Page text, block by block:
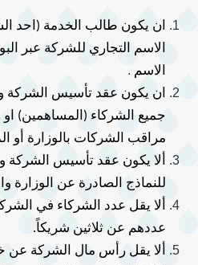
الاسم .
مراقب الشركات بالوزارة أو
للنماذج الصادرة عن الوزارة
عددهم عن ثلاثين شريكاً.